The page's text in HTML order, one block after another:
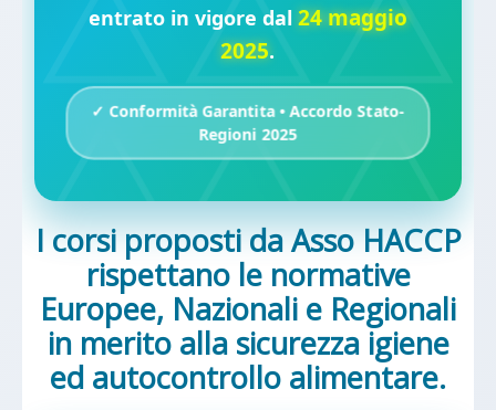
entrato in vigore dal 24 maggio
2025.
✓ Conformità Garantita • Accordo Stato-
Regioni 2025
I corsi proposti da Asso HACCP
rispettano le normative
Europee, Nazionali e Regionali
in merito alla sicurezza igiene
ed autocontrollo alimentare.